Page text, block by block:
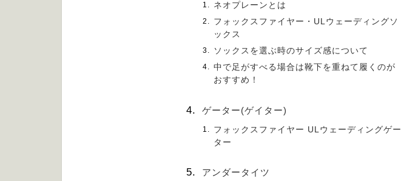
ネオプレーンとは
フォックスファイヤー・ULウェーディングソ
ックス
ソックスを選ぶ時のサイズ感について
中で足がすべる場合は靴下を重ねて履くのが
おすすめ！
ゲーター(ゲイター)
フォックスファイヤー ULウェーディングゲー
ター
アンダータイツ